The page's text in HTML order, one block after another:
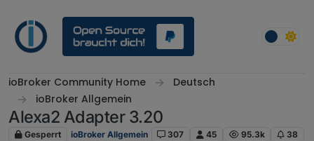
ioBroker Community Home
Deutsch
ioBroker Allgemein
Alexa2 Adapter 3.20
Gesperrt ioBroker Allgemein 307 45 95.3k 38